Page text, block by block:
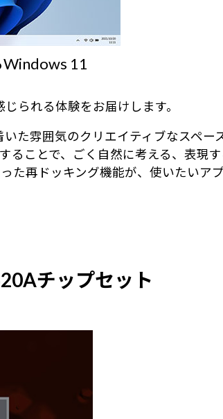
11
られる体験をお届けします。
た雰囲気のクリエイティブなスペ
ることで、ごく自然に考える、表現
た再ドッキング機能が、使いたい
チップセット